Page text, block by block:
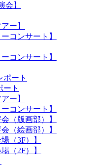
会】
ー】
コンサート】
コンサート】
ポート
ート
ー】
コンサート】
（版画部）】
（絵画部）】
（3F）】
（2F）】